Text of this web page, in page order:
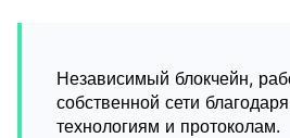
Независимый блокчейн,
собственной сети
технологиям и протоколам.